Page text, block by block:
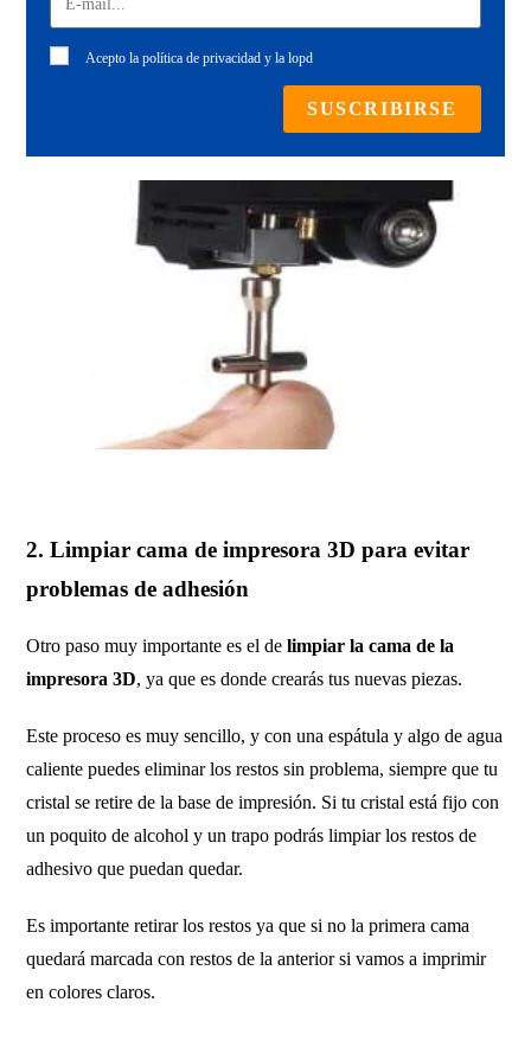
Acepto lapolítica de privacidad y la lopd
SUSCRIBIRSE
2. Limpiar cama de impresora 3D para evitar
problemas de adhesión
Otro paso muy importante es el de limpiar la cama de la
impresora 3D, ya que es donde crearás tus nuevas piezas.
Este proceso es muy sencillo, y con una espátula y algo de agua
caliente puedes eliminar los restos sin problema, siempre que tu
cristal se retire de la base de impresión. Si tu cristal está fijo con
un poquito de alcohol y un trapo podrás limpiar los restos de
adhesivo que puedan quedar.
Es importante retirar los restos ya que si no la primera cama
quedará marcada con restos de la anterior si vamos a imprimir
en colores claros.